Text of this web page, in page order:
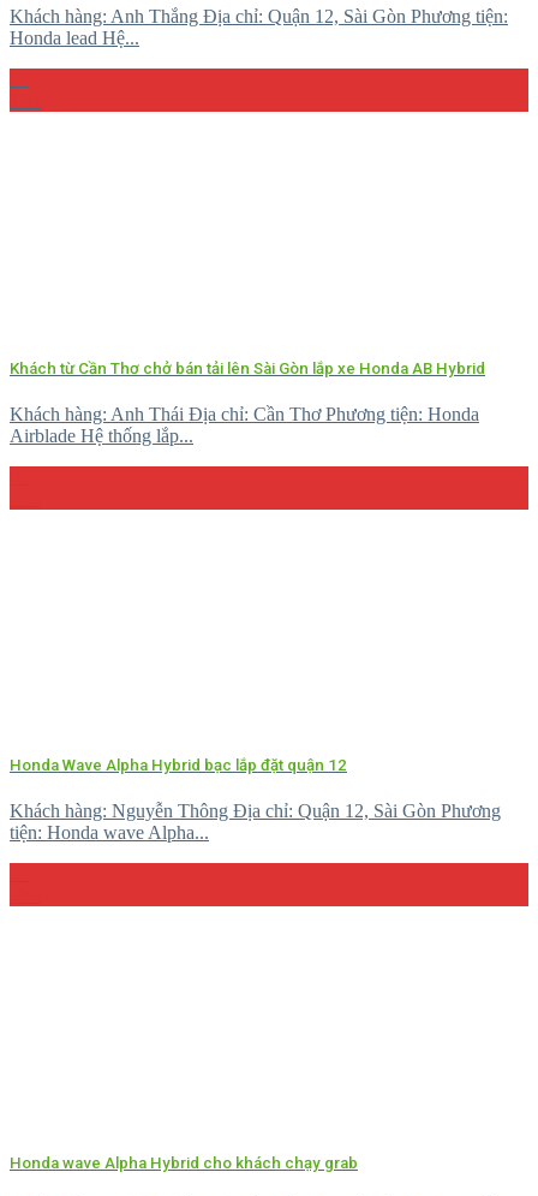
Khách hàng: Anh Thắng Địa chỉ: Quận 12, Sài Gòn Phương tiện:
Honda lead Hệ...
Khách từ Cần Thơ chở bán tải lên Sài Gòn lắp xe Honda AB Hybrid
Khách hàng: Anh Thái Địa chỉ: Cần Thơ Phương tiện: Honda
Airblade Hệ thống lắp...
Honda Wave Alpha Hybrid bạc lắp đặt quận 12
Khách hàng: Nguyễn Thông Địa chỉ: Quận 12, Sài Gòn Phương
tiện: Honda wave Alpha...
Honda wave Alpha Hybrid cho khách chạy grab